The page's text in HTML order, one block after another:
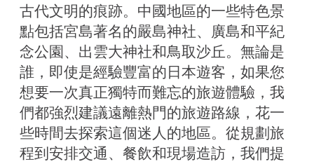
古代文明的痕跡。中國地區的一些特色景
點包括宮島著名的嚴島神社、廣島和平紀
念公園、出雲大神社和鳥取沙丘。無論是
誰，即使是經驗豐富的日本遊客，如果您
想要一次真正獨特而難忘的旅遊體驗，我
們都強烈建議遠離熱門的旅遊路線，花一
些時間去探索這個迷人的地區。從規劃旅
程到安排交通、餐飲和現場造訪，我們提